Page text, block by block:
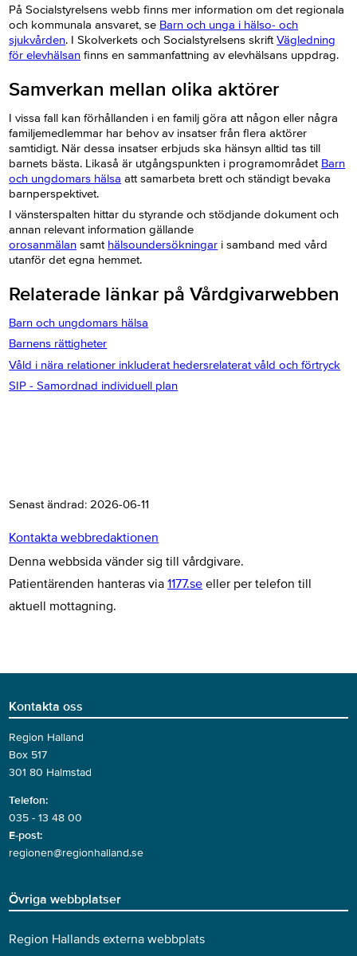
På Socialstyrelsens webb finns mer information om det regionala
och kommunala ansvaret, se Barn och unga i hälso- och
sjukvården. I Skolverkets och Socialstyrelsens skriftVägledning
för elevhälsan finns en sammanfattning av elevhälsans uppdrag.
Samverkan mellan olika aktörer
I vissa fall kan förhållanden i en familj göra att någon eller några
familjemedlemmar har behov av insatser från flera aktörer
samtidigt. När dessa insatser erbjuds ska hänsyn alltid tas till
barnets bästa. Likaså är utgångspunkten i programområdet Barn
och ungdomars hälsa att samarbeta brett och ständigt bevaka
barnperspektivet.
I vänsterspalten hittar du styrande och stödjande dokument och
annan relevant information gällande
orosanmälan samt hälsoundersökningar i samband med vård
utanför det egna hemmet.
Relaterade länkar på Vårdgivarwebben
Barn och ungdomars hälsa
Barnens rättigheter
Våld i nära relationer inkluderat hedersrelaterat våld och förtryck
SIP - Samordnad individuell plan
Senast ändrad:2026-06-11
Kontakta webbredaktionen
Denna webbsida vänder sig till vårdgivare.
Patientärenden hanteras via1177.se eller per telefon till
aktuell mottagning.
Kontakta oss
Region Halland
Box 517
301 80 Halmstad
Telefon:
035 - 13 48 00
E-post:
regionen@regionhalland.se
Övriga webbplatser
Region Hallands externa webbplats